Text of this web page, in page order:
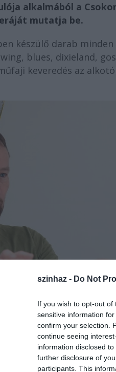
szinhaz - Do Not
If you wish to opt-out
sensitive information
confirm your selection.
continue seeing
information disclosed
further disclosure of
participants. This
alkalmából a
mutatja be.
készülő darab
blues, dixieland,
keveredés az